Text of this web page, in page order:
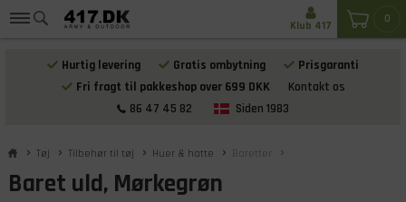
Hurtig levering Gratis ombytning
Prisgaranti
Fri fragt til pakkeshop over 699 DKK
Kontakt os
86 47 45 82
Siden 1983
0
Klub 417
Tøj Tilbehør til tøj Huer & hatte Baretter
Baret uld, Mørkegrøn